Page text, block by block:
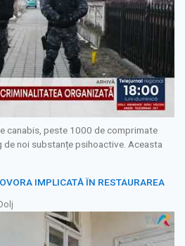
canabis, peste 1000 de comprimate
de noi substanțe psihoactive. Aceasta
IMPLICATĂ ÎN RESTAURAREA